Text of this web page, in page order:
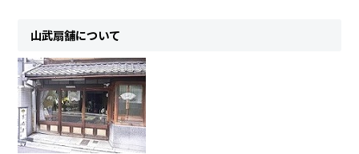
山武扇舗について